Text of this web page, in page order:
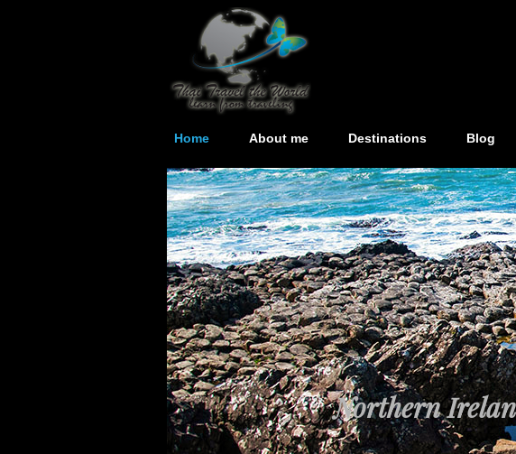
Home About me Destinations Blog
Northern